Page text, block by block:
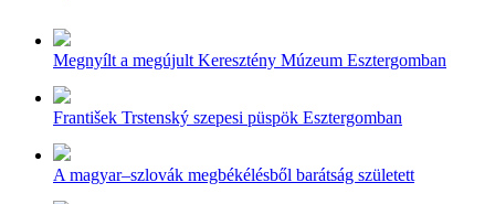
Megnyílt a megújult Keresztény Múzeum Esztergomban
František Trstenský szepesi püspök Esztergomban
A magyar–szlovák megbékélésből barátság született